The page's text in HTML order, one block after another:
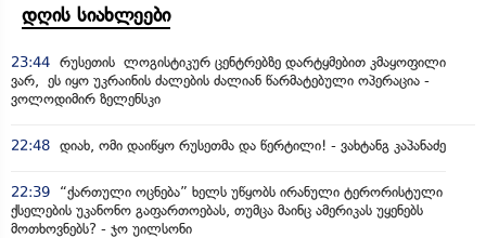
დღის სიახლეები
23:44 რუსეთის ლოგისტიკურ ცენტრებზე დარტყმებით კმაყოფილი
ვარ, ეს იყო უკრაინის ძალების ძალიან წარმატებული ოპერაცია -
ვოლოდიმირ ზელენსკი
22:48 დიახ, ომი დაიწყო რუსეთმა და წერტილი! - ვახტანგ კაპანაძე
22:39
“ქართული ოცნება” ხელს უწყობს ირანული ტერორისტული
ქსელების უკანონო გაფართოებას, თუმცა მაინც ამერიკას უყენებს
მოთხოვნებს? - ჯო უილსონი